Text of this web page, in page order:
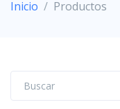
Inicio Productos